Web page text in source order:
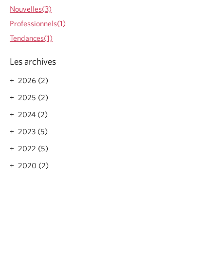
Nouvelles(3)
Professionnels(1)
Tendances(1)
Les archives
2026 (2)
2025 (2)
2024 (2)
2023 (5)
2022 (5)
2020 (2)